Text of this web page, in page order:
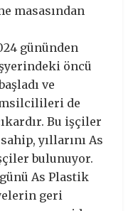
masasından
gününden
öncü
ve
de
Bu işçiler
yıllarını As
bulunuyor.
As Plastik
geri